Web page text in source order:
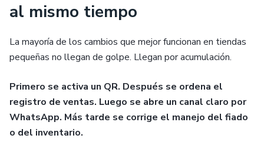
al mismo tiempo
La mayoría de los cambios que mejor funcionan en tiendas
pequeñas no llegan de golpe. Llegan por acumulación.
Primero se activa un QR. Después se ordena el
registro de ventas. Luego se abre un canal claro por
WhatsApp. Más tarde se corrige el manejo del fiado
o del inventario.